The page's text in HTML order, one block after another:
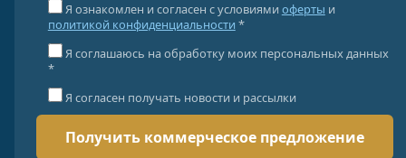
Я ознакомлен и согласен с условиями оферты и
политикой конфиденциальности *
Я соглашаюсь на обработку моих персональных данных
*
Я согласен получать новости и рассылки